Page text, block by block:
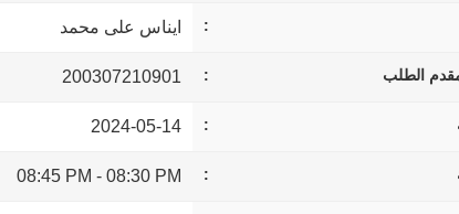
ايناس على محمد
الطلب 200307210901
2024-05-14
08:30 PM
-
08:45 PM